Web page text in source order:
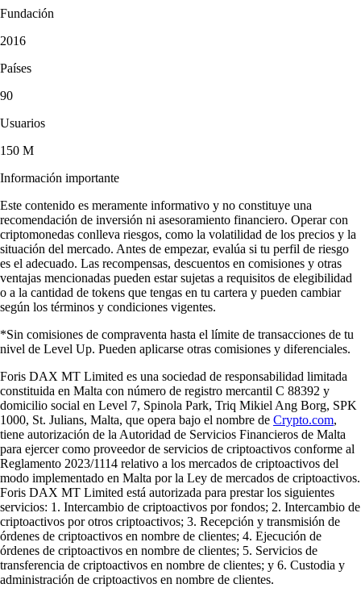
Fundación
2016
Países
90
Usuarios
150 M
Información importante
Este contenido es meramente informativo y no constituye una
recomendación de inversión ni asesoramiento financiero. Operar con
criptomonedas conlleva riesgos, como la volatilidad de los precios y la
situación del mercado. Antes de empezar, evalúa si tu perfil de riesgo
es el adecuado. Las recompensas, descuentos en comisiones y otras
ventajas mencionadas pueden estar sujetas a requisitos de elegibilidad
o a la cantidad de tokens que tengas en tu cartera y pueden cambiar
según los términos y condiciones vigentes.
*Sin comisiones de compraventa hasta el límite de transacciones de tu
nivel de Level Up. Pueden aplicarse otras comisiones y diferenciales.
Foris DAX MT Limited es una sociedad de responsabilidad limitada
constituida en Malta con número de registro mercantil C 88392 y
domicilio social en Level 7, Spinola Park, Triq Mikiel Ang Borg, SPK
1000, St. Julians, Malta, que opera bajo el nombre de Crypto.com,
tiene autorización de la Autoridad de Servicios Financieros de Malta
para ejercer como proveedor de servicios de criptoactivos conforme al
Reglamento 2023/1114 relativo a los mercados de criptoactivos del
modo implementado en Malta por la Ley de mercados de criptoactivos.
Foris DAX MT Limited está autorizada para prestar los siguientes
servicios: 1. Intercambio de criptoactivos por fondos; 2. Intercambio de
criptoactivos por otros criptoactivos; 3. Recepción y transmisión de
órdenes de criptoactivos en nombre de clientes; 4. Ejecución de
órdenes de criptoactivos en nombre de clientes; 5. Servicios de
transferencia de criptoactivos en nombre de clientes; y 6. Custodia y
administración de criptoactivos en nombre de clientes.